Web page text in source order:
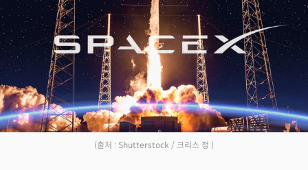
(출처 : Shutterstock / 크리스 정 )